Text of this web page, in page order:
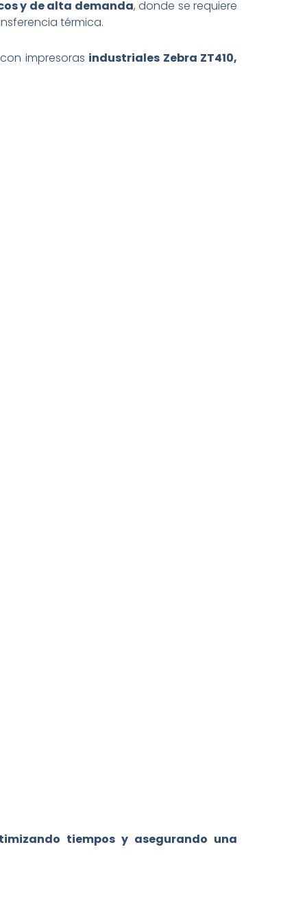
y de alta demanda, donde se requiere
térmica.
impresoras industriales Zebra ZT410,
tiempos y asegurando una